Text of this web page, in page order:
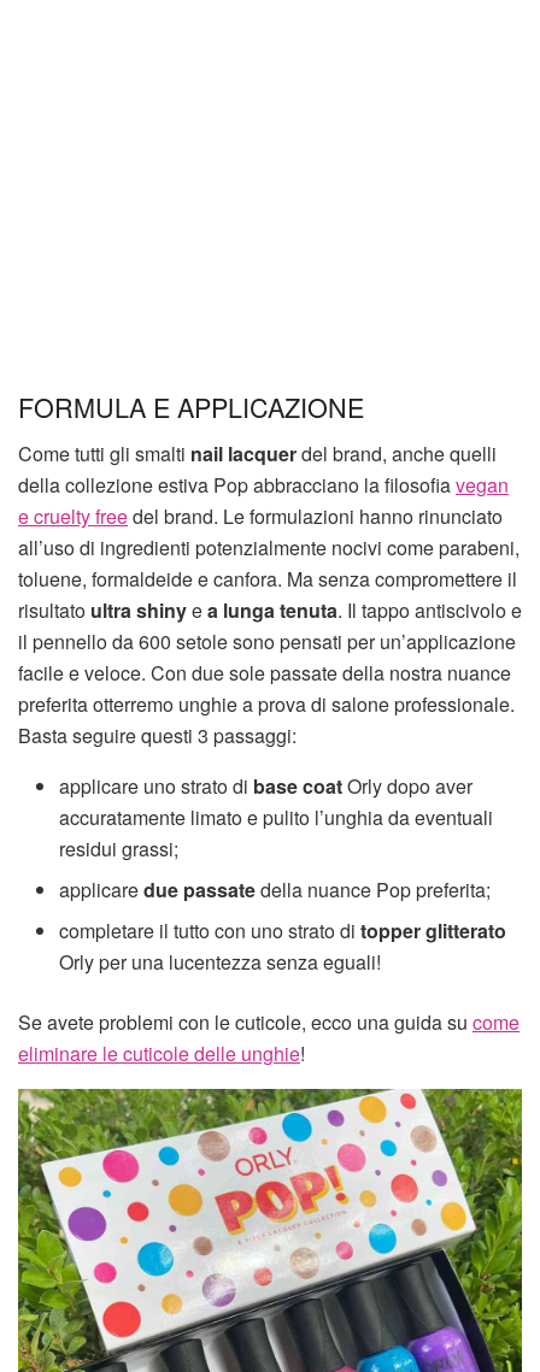
FORMULA E APPLICAZIONE
Come tutti gli smalti nail lacquerdel brand, anche quelli
della collezione estiva Pop abbracciano la filosofiavegan
e cruelty freedel brand. Le formulazioni hanno rinunciato
all’uso di ingredienti potenzialmente nocivi come parabeni,
toluene, formaldeide e canfora. Ma senza compromettere il
risultato ultra shinyea lunga tenuta. Il tappo antiscivolo e
il pennello da 600 setole sono pensati per un’applicazione
facile e veloce. Con due sole passate della nostra nuance
preferita otterremo unghie a prova di salone professionale.
Basta seguire questi 3 passaggi:
applicare uno strato di base coatOrly dopo aver
accuratamente limato e pulito l’unghia da eventuali
residui grassi;
applicaredue passatedella nuance Pop preferita;
completare il tutto con uno strato ditopper glitterato
Orly per una lucentezza senza eguali!
Se avete problemi con le cuticole, ecco una guida su come
eliminare le cuticole delle unghie!